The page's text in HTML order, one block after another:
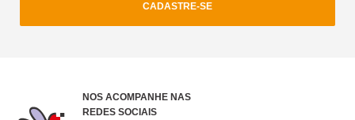
CADASTRE-SE
NOS ACOMPANHE NAS
REDES SOCIAIS